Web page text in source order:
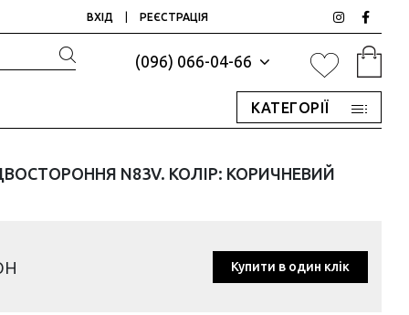
ВХІД РЕЄСТРАЦІЯ
(096) 066-04-66
КАТЕГОРІЇ
N83V. КОЛІР: КОРИЧНЕВИЙ
Купити в один клік